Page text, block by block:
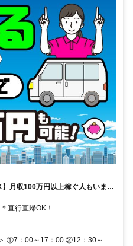
】月収100万円以上稼ぐ人もいま
直行直帰OK！
①7：00～17：00 ②12：30～